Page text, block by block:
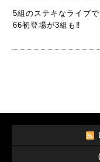
5組のステキなライブで
66初登場が3組も‼️